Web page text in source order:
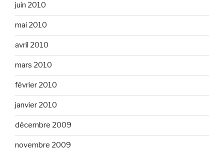
juin 2010
mai 2010
avril 2010
mars 2010
février 2010
janvier 2010
décembre 2009
novembre 2009